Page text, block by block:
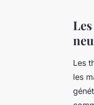
Les
les